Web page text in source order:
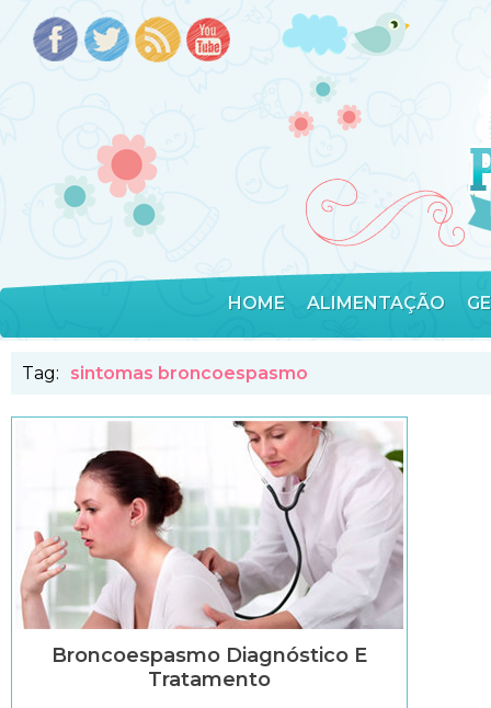
HOME ALIMENTAÇÃO
Tag: sintomas broncoespasmo
Broncoespasmo Diagnóstico E
Tratamento